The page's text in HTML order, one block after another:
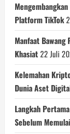
Platform TikTok
Manfaat Bawang
Khasiat22 Juli
Kelemahan
Dunia Aset
Langkah
Sebelum